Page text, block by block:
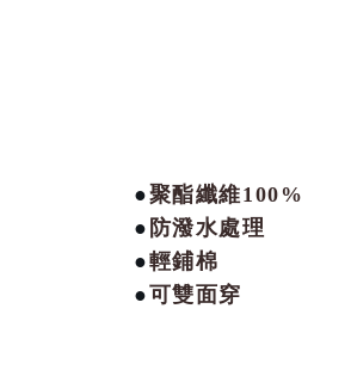
●聚酯纖維100%
● 防潑水處理
●輕鋪棉
●可雙面穿